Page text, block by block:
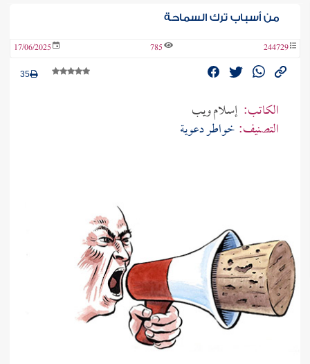
من أسباب ترك السماحة
244729
785
17/06/2025
35
الكاتب: إسلام ويب
التصنيف:خواطـر دعوية